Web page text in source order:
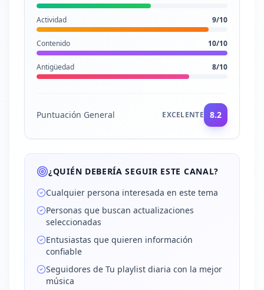
Actividad 9/10
Contenido 10/10
Antigüedad 8/10
Puntuación General EXCELENTE 8.2
¿QUIÉN DEBERÍA SEGUIR ESTE CANAL?
Cualquier persona interesada en este tema
Personas que buscan actualizaciones
seleccionadas
Entusiastas que quieren información
confiable
Seguidores de Tu playlist diaria con la mejor
música